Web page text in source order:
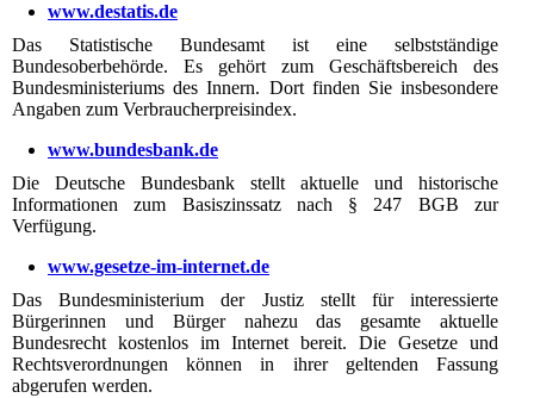
www.destatis.de
Das Statistische Bundesamt ist eine selbstständige
Bundesoberbehörde. Es gehört zum Geschäftsbereich des
Bundesministeriums des Innern. Dort finden Sie insbesondere
Angaben zum Verbraucherpreisindex.
www.bundesbank.de
Die Deutsche Bundesbank stellt aktuelle und hist­orisch­e
Informationen zum Basiszinssatz nach § 247 BGB zur
Verfügung.
www.gesetze-im-internet.de
Das Bundesministerium der Justiz stellt für interes­sierte
Bürgerinnen und Bürger nahezu das gesamte aktuelle
Bundesrecht kostenlos im Internet bereit. Die Gesetze und
Rechtsverordnungen können in ihrer gel­ten­den Fassung
abgerufen werden.